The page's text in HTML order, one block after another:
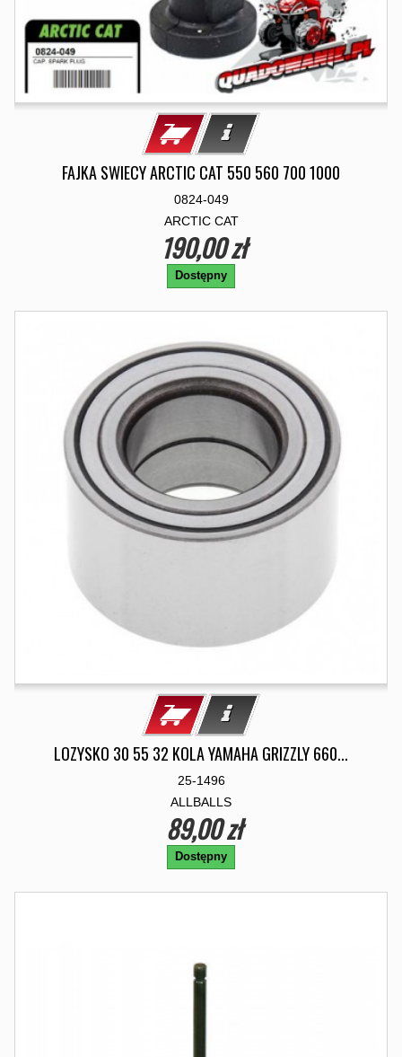
FAJKA SWIECY ARCTIC CAT 550 560 700 1000
0824-049
ARCTIC CAT
190,00 zł
Dostępny
LOZYSKO 30 55 32 KOLA YAMAHA GRIZZLY 660...
25-1496
ALLBALLS
89,00 zł
Dostępny